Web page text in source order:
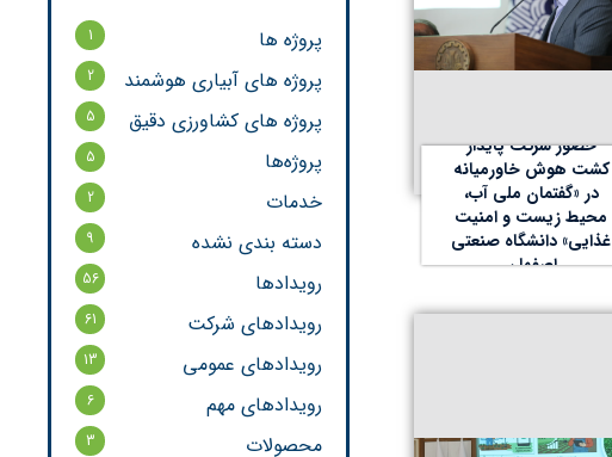
حضور شرکت پایدار
کشت هوش خاورمیانه
در «گفتمان ملی آب،
محیط زیست و امنیت
غذایی» دانشگاه صنعتی
اصفهان
پروژه ها 1
پروژه های آبیاری هوشمند 2
پروژه های کشاورزی دقیق 5
پروژه‌ها 5
خدمات 2
دسته بندی نشده 9
رویدادها 56
رویدادهای شرکت 61
رویدادهای عمومی 13
رویدادهای مهم 6
محصولات 3